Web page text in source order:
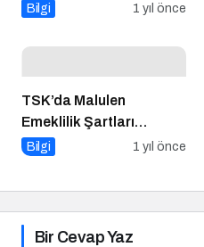
Bilgi 1 yıl önce
TSK’da Malulen
Emeklilik Şartları
Nelerdir?
Bilgi 1 yıl önce
Bir Cevap Yaz